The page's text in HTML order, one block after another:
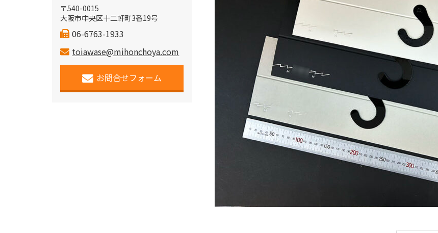
〒540-0015
大阪市中央区十二軒町3番19号
06-6763-1933
toiawase@mihonchoya.com
お問合せフォーム